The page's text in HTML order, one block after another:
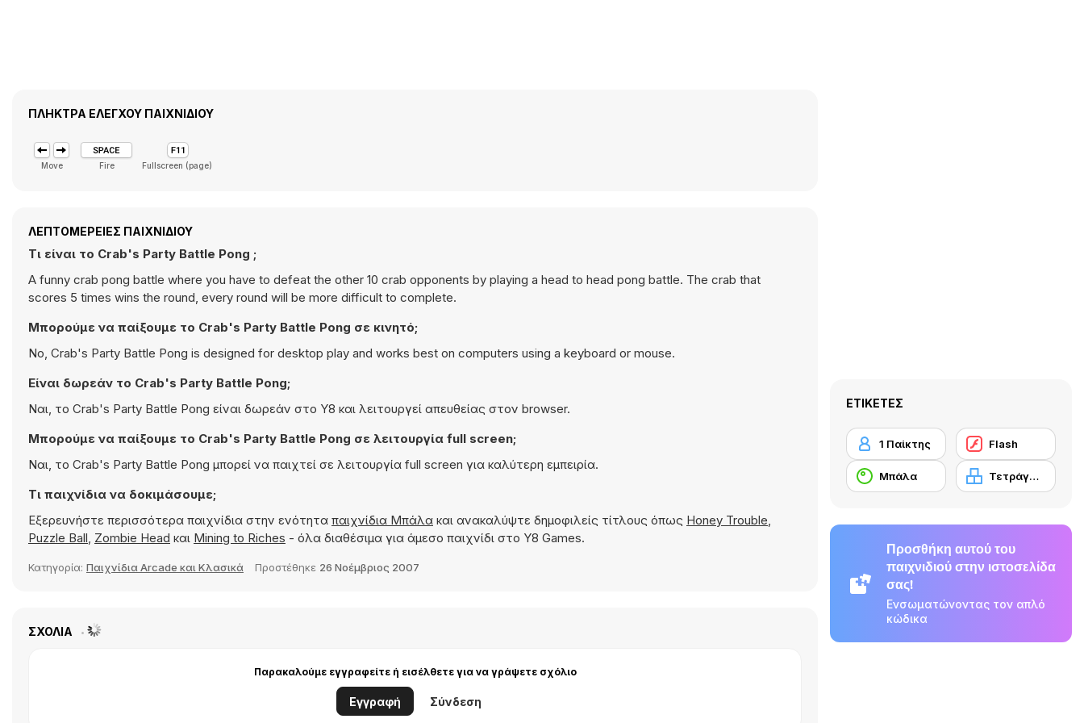
ΠΛΉΚΤΡΑ ΕΛΈΓΧΟΥ ΠΑΙΧΝΙΔΙΟΎ
Move Fire Fullscreen (page)
ΛΕΠΤΟΜΈΡΕΙΕΣ ΠΑΙΧΝΙΔΙΟΎ
Τι είναι το Crab's Party Battle Pong ;
A funny crab pong battle where you have to defeat the other 10 crab opponents by playing a head to head pong battle. The crab that
scores 5 times wins the round, every round will be more difficult to complete.
Μπορούμε να παίξουμε το Crab's Party Battle Pong σε κινητό;
No, Crab's Party Battle Pong is designed for desktop play and works best on computers using a keyboard or mouse.
Είναι δωρεάν το Crab's Party Battle Pong;
Ναι, το Crab's Party Battle Pong είναι δωρεάν στο Y8 και λειτουργεί απευθείας στον browser.
Μπορούμε να παίξουμε το Crab's Party Battle Pong σε λειτουργία full screen;
Ναι, το Crab's Party Battle Pong μπορεί να παιχτεί σε λειτουργία full screen για καλύτερη εμπειρία.
Τι παιχνίδια να δοκιμάσουμε;
Εξερευνήστε περισσότερα παιχνίδια στην ενότητα παιχνίδια Μπάλα και ανακαλύψτε δημοφιλείς τίτλους όπως Honey Trouble,
Puzzle Ball, Zombie Head και Mining to Riches - όλα διαθέσιμα για άμεσο παιχνίδι στο Y8 Games.
Κατηγορία: Παιχνίδια Arcade και Κλασικά Προστέθηκε 26 Νοέμβριος 2007
ΣΧΌΛΙΑ
Παρακαλούμε εγγραφείτε ή εισέλθετε για να γράψετε σχόλιο
Εγγραφή Σύνδεση
ΕΤΙΚΈΤΕΣ
1 Παίκτης Flash
Μπάλα Τετράγωνα
Προσθήκη αυτού του
παιχνιδιού στην ιστοσελίδα
σας!
Ενσωματώνοντας τον απλό
κώδικα